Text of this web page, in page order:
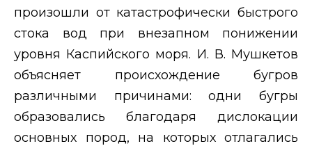
произошли от катастрофически быстрого
стока вод при внезапном понижении
уровня Каспийского моря. И. В. Мушкетов
объясняет происхождение бугров
различными причинами: одни бугры
образовались благодаря дислокации
основных пород, на которых отлагались